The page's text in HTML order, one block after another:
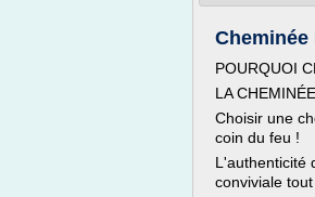
POURQUOI
LA
Choisir une
coin du feu !
L'authenticité
conviviale